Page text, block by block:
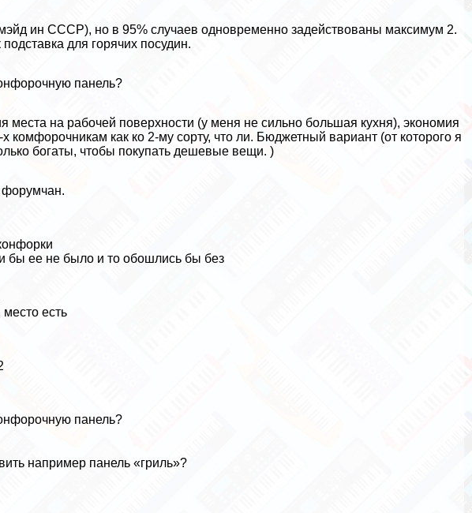
ин СССР), но в 95% случаев одновременно задействованы максимум 2.
для горячих посудин.
панель?
на рабочей поверхности (у меня не сильно большая кухня), экономия
комфорочникам как ко 2-му сорту, что ли. Бюджетный вариант (от которого я
богаты, чтобы покупать дешевые вещи. )
форумчан.
бы ее не было и то обошлись бы без
есть
панель?
например панель «гриль»?